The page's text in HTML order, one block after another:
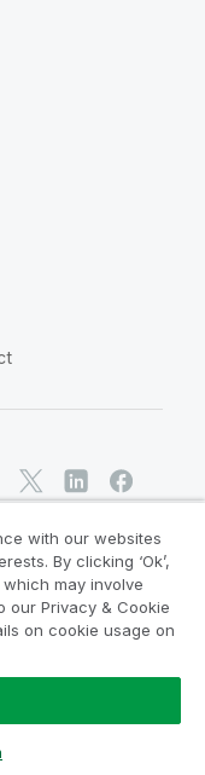
AB. Tous
with our websites
By clicking ‘Ok’,
may involve
our Privacy & Cookie
on cookie usage on